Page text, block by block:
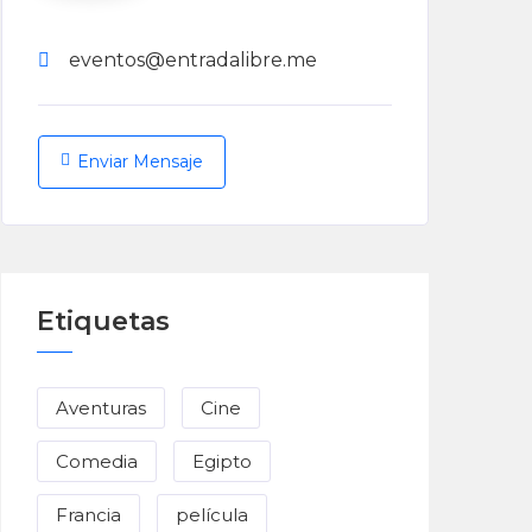
eventos@entradalibre.me
Enviar Mensaje
Etiquetas
Aventuras Cine
Comedia Egipto
Francia película